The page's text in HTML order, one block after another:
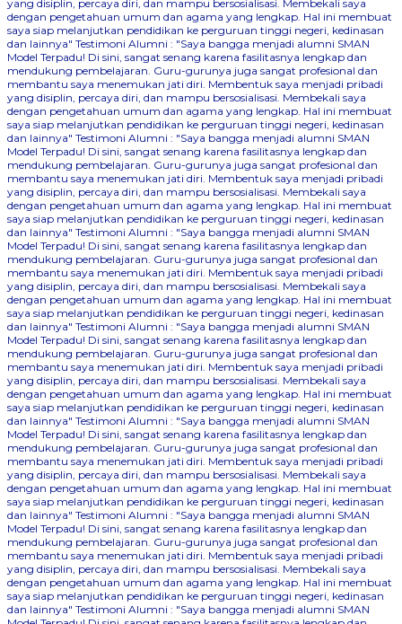
yang disiplin, percaya diri, dan mampu bersosialisasi. Membekali saya
dengan pengetahuan umum dan agama yang lengkap. Hal ini membuat
saya siap melanjutkan pendidikan ke perguruan tinggi negeri, kedinasan
dan lainnya" Testimoni Alumni : "Saya bangga menjadi alumni SMAN
Model Terpadu! Di sini, sangat senang karena fasilitasnya lengkap dan
mendukung pembelajaran. Guru-gurunya juga sangat profesional dan
membantu saya menemukan jati diri. Membentuk saya menjadi pribadi
yang disiplin, percaya diri, dan mampu bersosialisasi. Membekali saya
dengan pengetahuan umum dan agama yang lengkap. Hal ini membuat
saya siap melanjutkan pendidikan ke perguruan tinggi negeri, kedinasan
dan lainnya" Testimoni Alumni : "Saya bangga menjadi alumni SMAN
Model Terpadu! Di sini, sangat senang karena fasilitasnya lengkap dan
mendukung pembelajaran. Guru-gurunya juga sangat profesional dan
membantu saya menemukan jati diri. Membentuk saya menjadi pribadi
yang disiplin, percaya diri, dan mampu bersosialisasi. Membekali saya
dengan pengetahuan umum dan agama yang lengkap. Hal ini membuat
saya siap melanjutkan pendidikan ke perguruan tinggi negeri, kedinasan
dan lainnya" Testimoni Alumni : "Saya bangga menjadi alumni SMAN
Model Terpadu! Di sini, sangat senang karena fasilitasnya lengkap dan
mendukung pembelajaran. Guru-gurunya juga sangat profesional dan
membantu saya menemukan jati diri. Membentuk saya menjadi pribadi
yang disiplin, percaya diri, dan mampu bersosialisasi. Membekali saya
dengan pengetahuan umum dan agama yang lengkap. Hal ini membuat
saya siap melanjutkan pendidikan ke perguruan tinggi negeri, kedinasan
dan lainnya" Testimoni Alumni : "Saya bangga menjadi alumni SMAN
Model Terpadu! Di sini, sangat senang karena fasilitasnya lengkap dan
mendukung pembelajaran. Guru-gurunya juga sangat profesional dan
membantu saya menemukan jati diri. Membentuk saya menjadi pribadi
yang disiplin, percaya diri, dan mampu bersosialisasi. Membekali saya
dengan pengetahuan umum dan agama yang lengkap. Hal ini membuat
saya siap melanjutkan pendidikan ke perguruan tinggi negeri, kedinasan
dan lainnya" Testimoni Alumni : "Saya bangga menjadi alumni SMAN
Model Terpadu! Di sini, sangat senang karena fasilitasnya lengkap dan
mendukung pembelajaran. Guru-gurunya juga sangat profesional dan
membantu saya menemukan jati diri. Membentuk saya menjadi pribadi
yang disiplin, percaya diri, dan mampu bersosialisasi. Membekali saya
dengan pengetahuan umum dan agama yang lengkap. Hal ini membuat
saya siap melanjutkan pendidikan ke perguruan tinggi negeri, kedinasan
dan lainnya" Testimoni Alumni : "Saya bangga menjadi alumni SMAN
Model Terpadu! Di sini, sangat senang karena fasilitasnya lengkap dan
mendukung pembelajaran. Guru-gurunya juga sangat profesional dan
membantu saya menemukan jati diri. Membentuk saya menjadi pribadi
yang disiplin, percaya diri, dan mampu bersosialisasi. Membekali saya
dengan pengetahuan umum dan agama yang lengkap. Hal ini membuat
saya siap melanjutkan pendidikan ke perguruan tinggi negeri, kedinasan
dan lainnya" Testimoni Alumni : "Saya bangga menjadi alumni SMAN